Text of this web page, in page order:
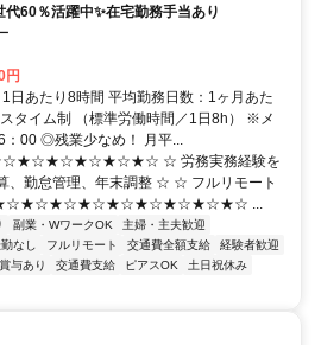
60％活躍中✨在宅勤務手当あり
円
日あたり8時間 平均勤務日数：1ヶ月あた
タイム制 （標準労働時間／1日8h） ※メ
：00 ◎残業少なめ！ 月平...
☆ 労務実務経験を
勤怠管理、年末調整 ☆ ☆ フルリモート
★ ★☆★☆★☆★☆★☆★☆★☆★☆★☆ ...
副業・WワークOK
主婦・主夫歓迎
なし フルリモート 交通費全額支給
経験者歓迎
賞与あり 交通費支給 ピアスOK
土日祝休み